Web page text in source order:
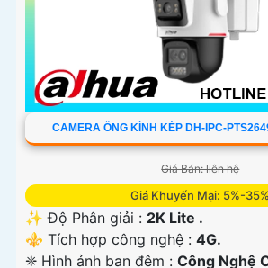
CAMERA ỐNG KÍNH KÉP DH-IPC-
Giá Bán: liên hệ
Giá Khuyến Mại: 5%-35%
✨ Độ Phân giải : 2K Lite .
⚜️ Tích hợp công nghệ : 4G.
❈ Hình ảnh ban đêm : Công Nghệ